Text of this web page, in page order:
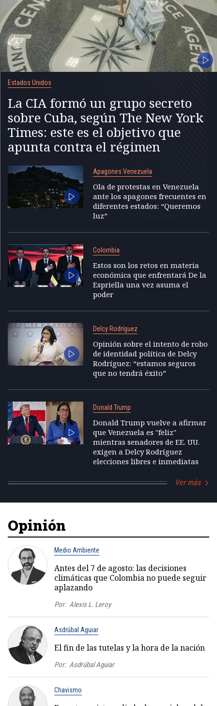
Estados Unidos
La CIA formó un grupo secreto
sobre Cuba, según The New York
Times: este es el objetivo que
apunta contra el régimen
Apagones Venezuela
Ola de protestas en Venezuela
ante los apagones frecuentes en
diferentes estados: “Queremos
luz”
Colombia
Estos son los retos en materia
económica que enfrentará De la
Espriella una vez asuma el
poder
Delcy Rodríguez
Opinión sobre el intento de robo
de identidad política de Delcy
Rodríguez: “estamos seguros
que no tendrá éxito”
Donald Trump
Donald Trump vuelve a afirmar
que Venezuela es "feliz"
mientras senadores de EE. UU.
exigen a Delcy Rodríguez
elecciones libres e inmediatas
Ver más
Opinión
Medio Ambiente
Antes del 7 de agosto: las decisiones
climáticas que Colombia no puede seguir
aplazando
Por: Alexis L. Leroy
Asdrúbal Aguiar
El fin de las tutelas y la hora de la nación
Por: Asdrúbal Aguiar
Chavismo